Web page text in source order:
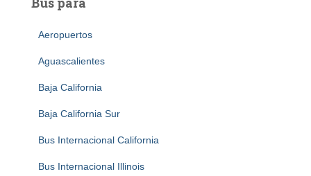
Aeropuertos
Aguascalientes
Baja California
Baja California Sur
Bus Internacional California
Bus Internacional Illinois